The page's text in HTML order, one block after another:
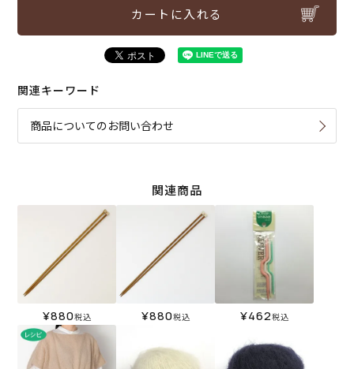
カートに入れる
関連キーワード
商品についてのお問い合わせ
関連商品
¥880税込 ¥880税込 ¥462税込